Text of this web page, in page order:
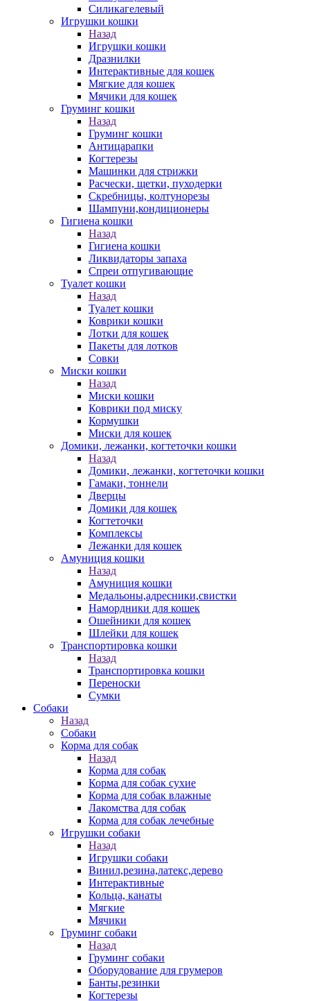
Силикагелевый
Игрушки кошки
Назад
Игрушки кошки
Дразнилки
Интерактивные для кошек
Мягкие для кошек
Мячики для кошек
Груминг кошки
Назад
Груминг кошки
Антицарапки
Когтерезы
Машинки для стрижки
Расчески, щетки, пуходерки
Скребницы, колтунорезы
Шампуни,кондиционеры
Гигиена кошки
Назад
Гигиена кошки
Ликвидаторы запаха
Спреи отпугивающие
Туалет кошки
Назад
Туалет кошки
Коврики кошки
Лотки для кошек
Пакеты для лотков
Совки
Миски кошки
Назад
Миски кошки
Коврики под миску
Кормушки
Миски для кошек
Домики, лежанки, когтеточки кошки
Назад
Домики, лежанки, когтеточки кошки
Гамаки, тоннели
Дверцы
Домики для кошек
Когтеточки
Комплексы
Лежанки для кошек
Амуниция кошки
Назад
Амуниция кошки
Медальоны,адресники,свистки
Намордники для кошек
Ошейники для кошек
Шлейки для кошек
Транспортировка кошки
Назад
Транспортировка кошки
Переноски
Сумки
Собаки
Назад
Собаки
Корма для собак
Назад
Корма для собак
Корма для собак сухие
Корма для собак влажные
Лакомства для собак
Корма для собак лечебные
Игрушки собаки
Назад
Игрушки собаки
Винил,резина,латекс,дерево
Интерактивные
Кольца, канаты
Мягкие
Мячики
Груминг собаки
Назад
Груминг собаки
Оборудование для грумеров
Банты,резинки
Когтерезы